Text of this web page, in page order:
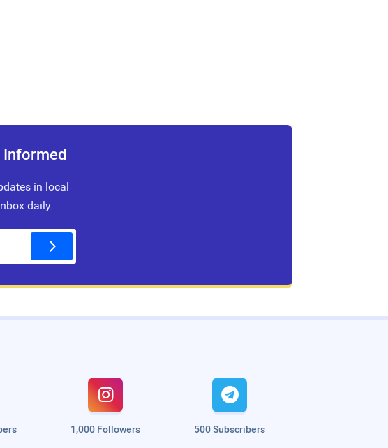
in local
daily.

1,000 Followers

500 Subscribers